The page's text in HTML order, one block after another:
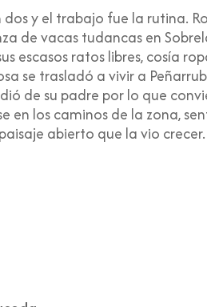
dos y el trabajo fue la rutina.
de vacas tudancas en
escasos ratos libres, cosía
se trasladó a vivir a
de su padre por lo que
en los caminos de la zona,
abierto que la vio crecer.